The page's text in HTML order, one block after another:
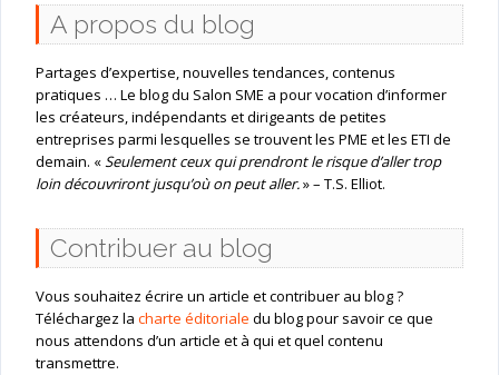
A propos du blog
Partages d’expertise, nouvelles tendances, contenus
pratiques … Le blog du Salon SME a pour vocation d’informer
les créateurs, indépendants et dirigeants de petites
entreprises parmi lesquelles se trouvent les PME et les ETI de
demain. «Seulement ceux qui prendront le risque d’aller trop
loin découvriront jusqu’où on peut aller.» – T.S. Elliot.
Contribuer au blog
Vous souhaitez écrire un article et contribuer au blog ?
Téléchargez la charte éditoriale du blog pour savoir ce que
nous attendons d’un article et à qui et quel contenu
transmettre.